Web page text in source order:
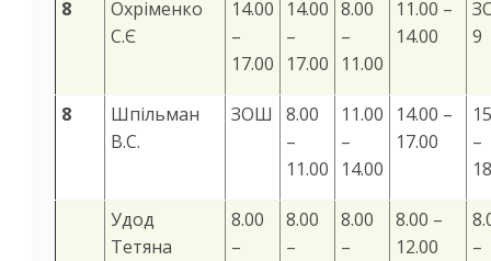
8
Охріменко
С.Є
14.00
–
17.00
14.00
–
17.00
8.00
–
11.00
11.00 –
14.00
9
8
Шпільман
В.С.
ЗОШ
8.00
–
11.00
11.00
–
14.00
14.00 –
17.00
–
Удод
Тетяна
8.00
–
8.00
–
8.00
–
8.00 –
12.00
–